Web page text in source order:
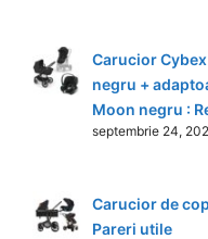
Carucior
negru +
Moon negru :
septembrie 24,
Carucior de
Pareri utile